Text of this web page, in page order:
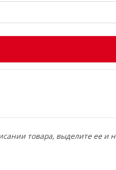
товара, выделите ее и